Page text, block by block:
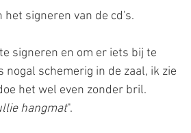
signeren van de cd's.
signeren en om er iets bij te
schemerig in de zaal, ik zie
het wel even zonder bril.
hangmat".